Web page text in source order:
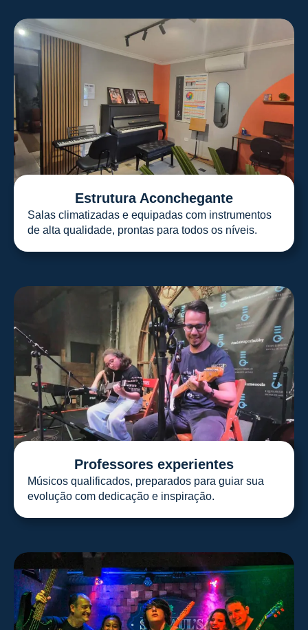
Estrutura Aconchegante
Salas climatizadas e equipadas com instrumentos
de alta qualidade, prontas para todos os níveis.
Professores experientes
Músicos qualificados, preparados para guiar sua
evolução com dedicação e inspiração.